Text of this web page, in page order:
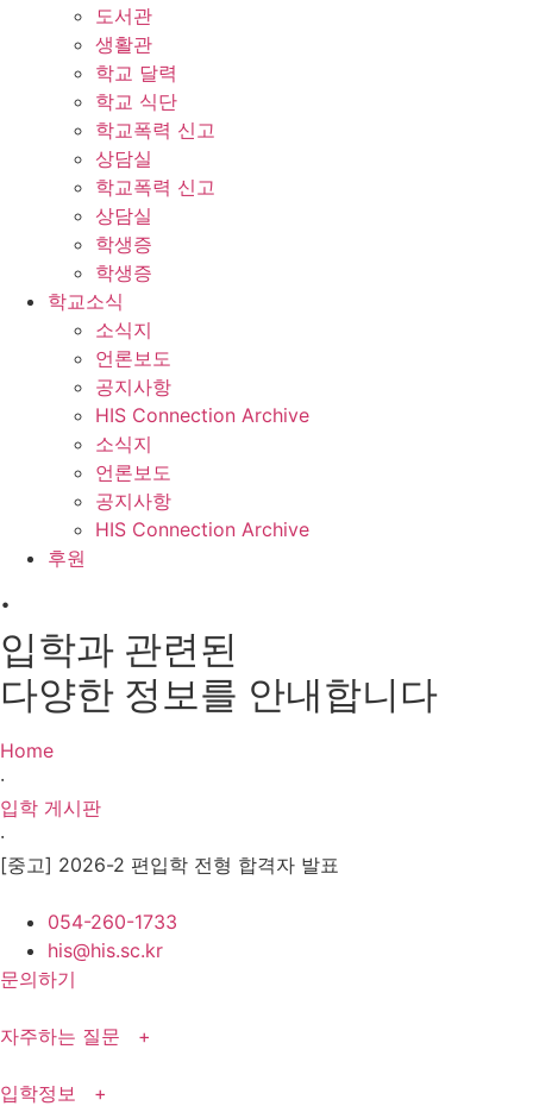
도서관
생활관
학교 달력
학교 식단
학교폭력 신고
상담실
학교폭력 신고
상담실
학생증
학생증
학교소식
소식지
언론보도
공지사항
HIS Connection Archive
소식지
언론보도
공지사항
HIS Connection Archive
후원
·
입학과 관련된
다양한 정보를 안내합니다
Home
·
입학 게시판
·
[중고] 2026-2 편입학 전형 합격자 발표
054-260-1733
his@his.sc.kr
문의하기
자주하는 질문 +
입학정보 +